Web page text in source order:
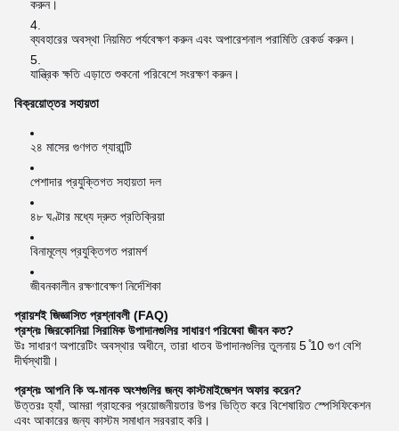
করুন।
ব্যবহারের অবস্থা নিয়মিত পর্যবেক্ষণ করুন এবং অপারেশনাল পরামিতি রেকর্ড করুন।
যান্ত্রিক ক্ষতি এড়াতে শুকনো পরিবেশে সংরক্ষণ করুন।
বিক্রয়োত্তর সহায়তা
২৪ মাসের গুণগত গ্যারান্টি
পেশাদার প্রযুক্তিগত সহায়তা দল
৪৮ ঘণ্টার মধ্যে দ্রুত প্রতিক্রিয়া
বিনামূল্যে প্রযুক্তিগত পরামর্শ
জীবনকালীন রক্ষণাবেক্ষণ নির্দেশিকা
প্রায়শই জিজ্ঞাসিত প্রশ্নাবলী (FAQ)
প্রশ্নঃ জিরকোনিয়া সিরামিক উপাদানগুলির সাধারণ পরিষেবা জীবন কত?
উঃ সাধারণ অপারেটিং অবস্থার অধীনে, তারা ধাতব উপাদানগুলির তুলনায় 5 ̊10 গুণ বেশি
দীর্ঘস্থায়ী।
প্রশ্নঃ আপনি কি অ-মানক অংশগুলির জন্য কাস্টমাইজেশন অফার করেন?
উত্তরঃ হ্যাঁ, আমরা গ্রাহকের প্রয়োজনীয়তার উপর ভিত্তি করে বিশেষায়িত স্পেসিফিকেশন
এবং আকারের জন্য কাস্টম সমাধান সরবরাহ করি।